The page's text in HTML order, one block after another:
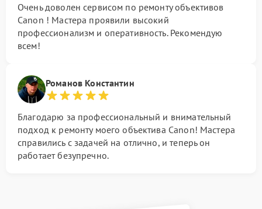
Очень доволен сервисом по ремонту объективов
Canon ! Мастера проявили высокий
профессионализм и оперативность. Рекомендую
всем!
Романов Константин
Благодарю за профессиональный и внимательный
подход к ремонту моего объектива Canon! Мастера
справились с задачей на отлично, и теперь он
работает безупречно.